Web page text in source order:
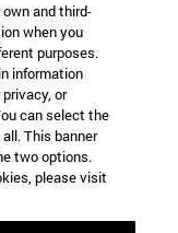
and third-
when you
purposes.
information
or
can select the
This banner
two options.
please visit